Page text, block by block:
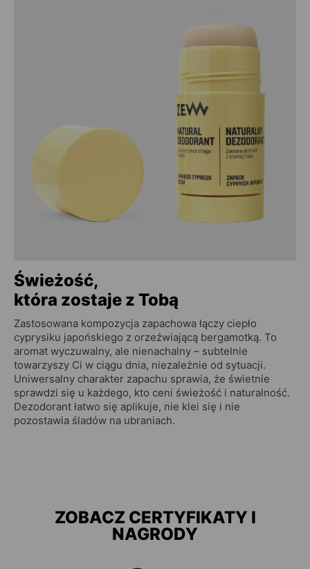
Świeżość,
która zostaje z Tobą
Zastosowana kompozycja zapachowa łączy ciepło
cyprysiku japońskiego z orzeźwiającą bergamotką. To
aromat wyczuwalny, ale nienachalny – subtelnie
towarzyszy Ci w ciągu dnia, niezależnie od sytuacji.
Uniwersalny charakter zapachu sprawia, że świetnie
sprawdzi się u każdego, kto ceni świeżość i naturalność.
Dezodorant łatwo się aplikuje, nie klei się i nie
pozostawia śladów na ubraniach.
ZOBACZ CERTYFIKATY I
NAGRODY